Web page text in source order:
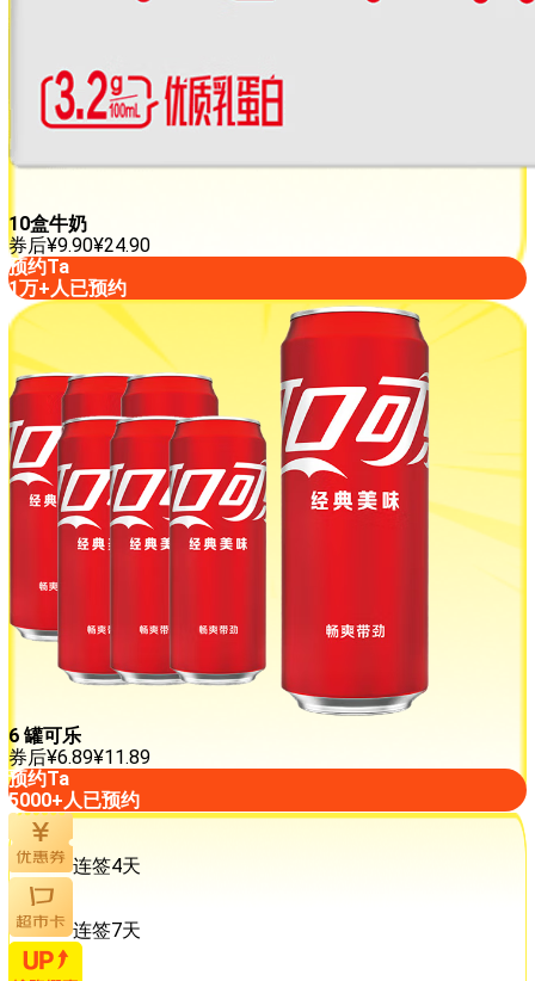
10盒牛奶
券后¥9.90¥24.90
预约Ta
1万+人已预约
6 罐可乐
券后¥6.89¥11.89
预约Ta
5000+人已预约
连签4天
连签7天